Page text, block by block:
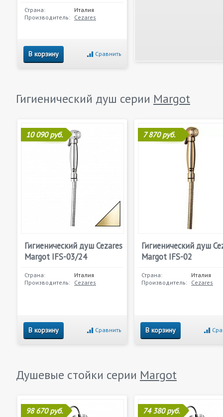
Страна:
Италия
Производитель: Cezares
В корзину Сравнить
Гигиенический душ серии Margot
10 090 руб.
Гигиенический душ Cezares
Margot IFS-03/24
Страна:
Италия
Производитель: Cezares
В корзину Сравнить
7 870 руб.
Гигиенический душ
Margot IFS-02
Страна:
Италия
Производитель: Cezares
В корзину
Душевые стойки серии Margot
98 670 руб. 74 380 руб.